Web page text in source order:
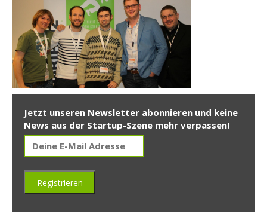
Jetzt unseren Newsletter abonnieren und keine
News aus der Startup-Szene mehr verpassen!